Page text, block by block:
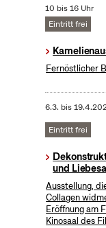
10 bis 16 Uhr
Eintritt frei
Fernöstlicher
6.3. bis
Eintritt frei
und
Ausstellung,
Collagen
Eröffnung am
Kinosaal des